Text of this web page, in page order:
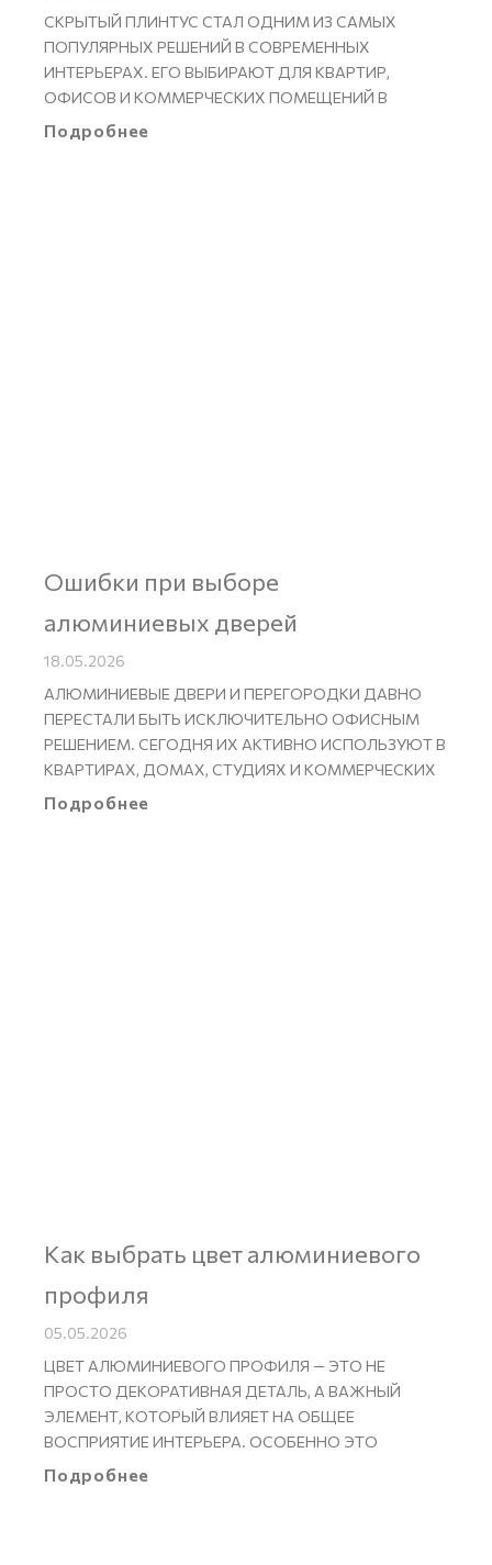
СКРЫТЫЙ ПЛИНТУС СТАЛ ОДНИМ ИЗ САМЫХ
ПОПУЛЯРНЫХ РЕШЕНИЙ В СОВРЕМЕННЫХ
ИНТЕРЬЕРАХ. ЕГО ВЫБИРАЮТ ДЛЯ КВАРТИР,
ОФИСОВ И КОММЕРЧЕСКИХ ПОМЕЩЕНИЙ В
Подробнее
Ошибки при выборе
алюминиевых дверей
18.05.2026
АЛЮМИНИЕВЫЕ ДВЕРИ И ПЕРЕГОРОДКИ ДАВНО
ПЕРЕСТАЛИ БЫТЬ ИСКЛЮЧИТЕЛЬНО ОФИСНЫМ
РЕШЕНИЕМ. СЕГОДНЯ ИХ АКТИВНО ИСПОЛЬЗУЮТ В
КВАРТИРАХ, ДОМАХ, СТУДИЯХ И КОММЕРЧЕСКИХ
Подробнее
Как выбрать цвет алюминиевого
профиля
05.05.2026
ЦВЕТ АЛЮМИНИЕВОГО ПРОФИЛЯ — ЭТО НЕ
ПРОСТО ДЕКОРАТИВНАЯ ДЕТАЛЬ, А ВАЖНЫЙ
ЭЛЕМЕНТ, КОТОРЫЙ ВЛИЯЕТ НА ОБЩЕЕ
ВОСПРИЯТИЕ ИНТЕРЬЕРА. ОСОБЕННО ЭТО
Подробнее